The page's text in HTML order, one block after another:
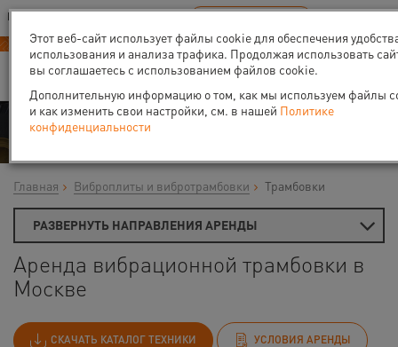
Ваш город:Москва
В Вашем регионе нет наших офисов RU EN
Аренда
Главная Виброплиты и вибротрамбовки Трамбовки
РАЗВЕРНУТЬ НАПРАВЛЕНИЯ АРЕНДЫ
Аренда вибрационной трамбовки в
Москве
СКАЧАТЬ КАТАЛОГ ТЕХНИКИ УСЛОВИЯ АРЕНДЫ
Этот веб-сайт использует файлы cookie для обеспечения
использования и анализа трафика. Продолжая использовать
вы соглашаетесь с использованием файлов cookie.
Дополнительную информацию о том, как мы используем файлы
и как изменить свои настройки, см. в нашей Политике
конфиденциальности